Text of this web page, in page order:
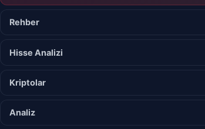
Rehber
Hisse Analizi
Kriptolar
Analiz